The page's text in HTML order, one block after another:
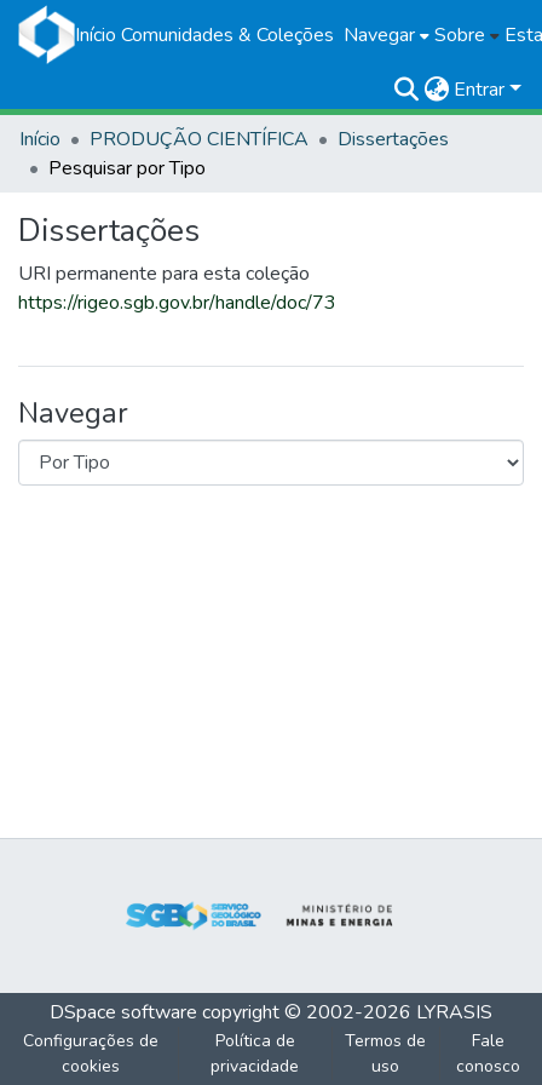
Início Comunidades & Coleções Navegar Sobre
Entrar
Início
PRODUÇÃO CIENTÍFICA
Dissertações
Pesquisar por Tipo
Dissertações
URI permanente para esta coleção
https://rigeo.sgb.gov.br/handle/doc/73
Navegar
DSpace software copyright © 2002-2026 LYRASIS
Configurações de
cookies
Política de
privacidade
Termos de
uso
Fale
conosco